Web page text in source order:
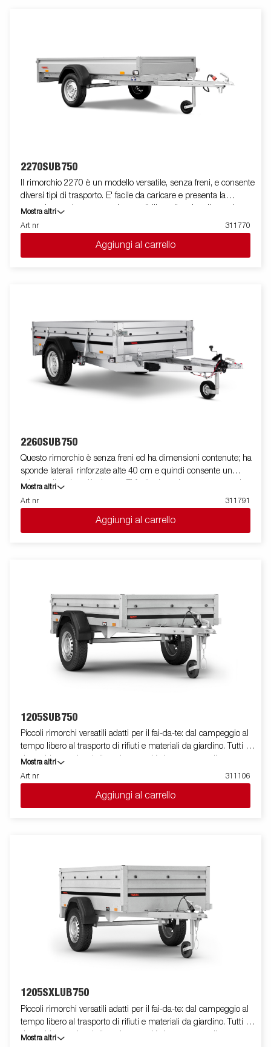
2270SUB750
Il rimorchio 2270 è un modello versatile, senza freni, e consente
diversi tipi di trasporto. E' facile da caricare e presenta la
spomde anteriore e posteriore apribili per il carico di merci
lunghe. Tutte le versioni sono dotate di anelli di fissaggio carico
interni per bloccare la merce trasportata. Come sempre ELLEBI
offre un ampio programma di accessori per tutti i rimorchi. Le
immagini sono solo a scopo illustrativo e possono mostrare
Mostra altri
Art nr
311770
Aggiungi al carrello
2260SUB750
Questo rimorchio è senza freni ed ha dimensioni contenute; ha
sponde laterali rinforzate alte 40 cm e quindi consente un
volume di carico più elevato. E' facile da caricare e presenta la
spomde anteriore e posteriore apribili per il carico di merci
lunghe. Tutte le versioni sono dotate di anelli di fissaggio carico
interni per bloccare la merce trasportata. Come sempre ELLEBI
offre un ampio programma di accessori per tutti i rimorchi. Le
Mostra altri
Art nr
311791
Aggiungi al carrello
1205SUB750
Piccoli rimorchi versatili adatti per il fai-da-te: dal campeggio al
tempo libero al trasporto di rifiuti e materiali da giardino. Tutti i
rimorchi sono dotati di un timone a V che permette di
raggiungere la propria destinazione in tutta sicurezza e per
alcune versioni sono disponibili con sistema tilt. Il rimorchio può
essere facilmente riposto in posizione verticale per risparmiare
spazio. Sono disponibili una vasta gamma di accessori che
Mostra altri
Art nr
311106
Aggiungi al carrello
1205SXLUB750
Piccoli rimorchi versatili adatti per il fai-da-te: dal campeggio al
tempo libero al trasporto di rifiuti e materiali da giardino. Tutti i
rimorchi sono dotati di un timone a V che permette di
Mostra altri